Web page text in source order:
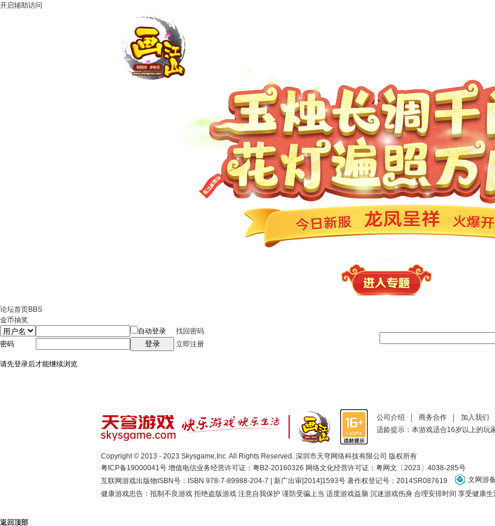
开启辅助访问
论坛首页BBS
金币抽奖
自动登录
找回密码
密码
登录 立即注册
请先登录后才能继续浏览
公司介绍 商务合作 加入我们
适龄提示：本游戏适合16岁以上的玩
Copyright © 2013 - 2023 Skysgame,Inc. All Rights Reserved. 深圳市天穹网络科技有限公司 版权所有
粤ICP备19000041号 增值电信业务经营许可证：粤B2-20160326 网络文化经营许可证： 粤网文〔2023〕4038-285号
互联网游戏出版物ISBN号：ISBN 978-7-89988-204-7 | 新广出审[2014]1593号 著作权登记号：2014SR087619
文网游
健康游戏忠告：抵制不良游戏 拒绝盗版游戏 注意自我保护 谨防受骗上当 适度游戏益脑 沉迷游戏伤身 合理安排时间 享受健康生
返回顶部